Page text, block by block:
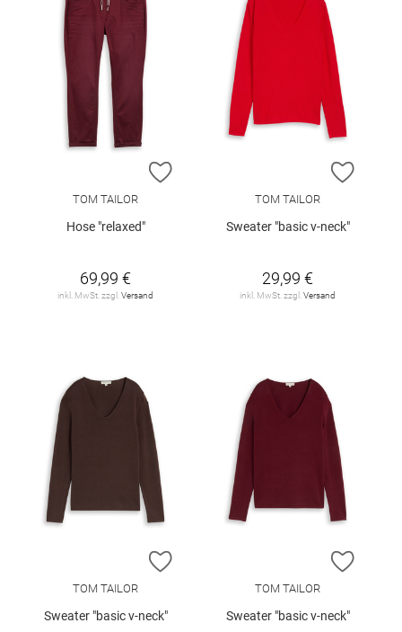
ZUR WUNSCHLISTE HINZUFÜGEN
TOM TAILOR
Hose "relaxed"
69,99 €
inkl. MwSt. zzgl. Versand
ZUR
TOM TAILOR
Sweater "basic v-neck"
29,99 €
inkl. MwSt. zzgl. Versand
ZUR WUNSCHLISTE HINZUFÜGEN
TOM TAILOR
Sweater "basic v-neck"
ZUR
TOM TAILOR
Sweater "basic v-neck"